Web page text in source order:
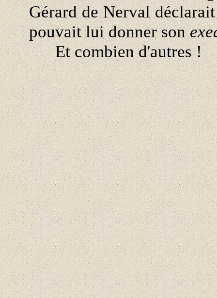
Gérard de Nerval
pouvait lui donner son
Et combien d'autres !